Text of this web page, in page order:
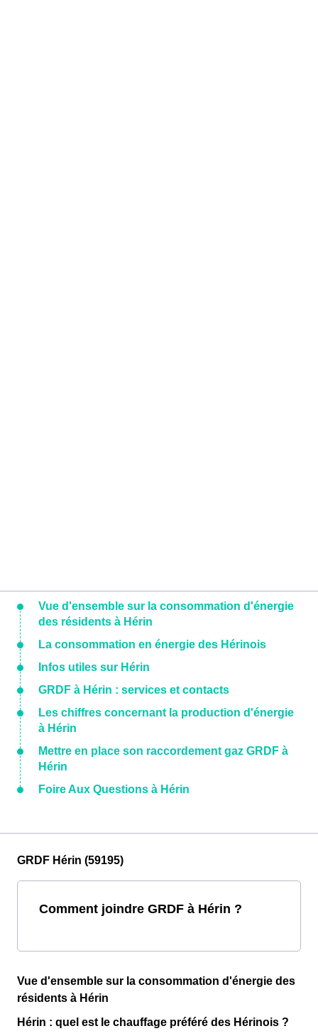
Vue d'ensemble sur la consommation d'énergie
des résidents à Hérin
La consommation en énergie des Hérinois
Infos utiles sur Hérin
GRDF à Hérin : services et contacts
Les chiffres concernant la production d'énergie
à Hérin
Mettre en place son raccordement gaz GRDF à
Hérin
Foire Aux Questions à Hérin
GRDF Hérin (59195)
Comment joindre GRDF à Hérin ?
Vue d'ensemble sur la consommation d'énergie des
résidents à Hérin
Hérin : quel est le chauffage préféré des Hérinois ?